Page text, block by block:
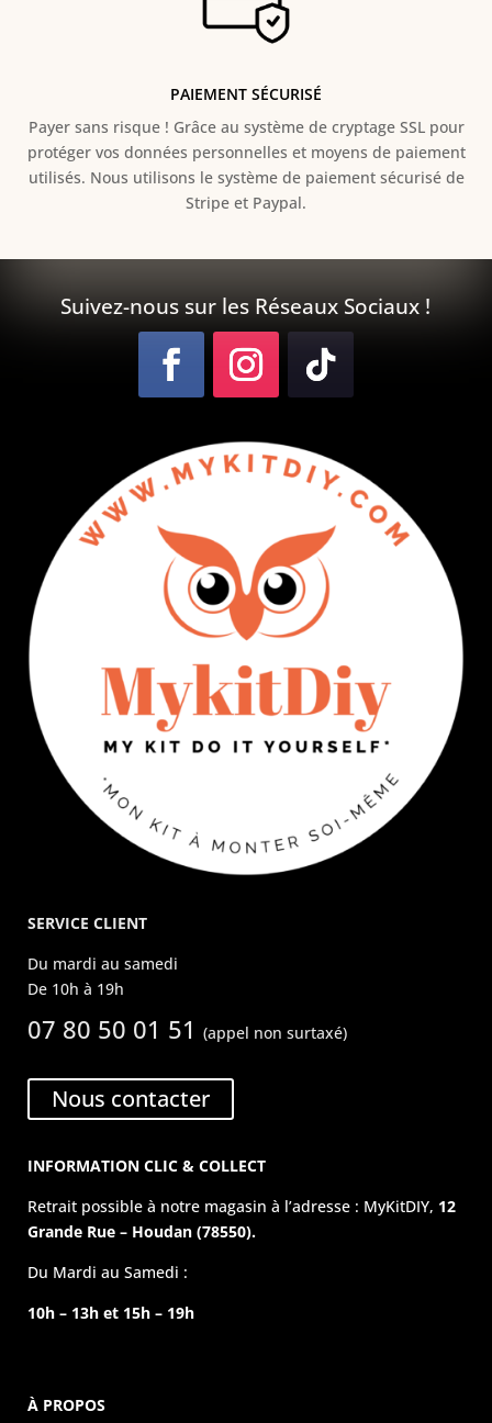
PAIEMENT SÉCURISÉ
Payer sans risque ! Grâce au système de cryptage SSL pour
protéger vos données personnelles et moyens de paiement
utilisés. Nous utilisons le système de paiement sécurisé de
Stripe et Paypal.
Suivez-nous sur les Réseaux Sociaux !
SERVICE CLIENT
Du mardi au samedi
De 10h à 19h
07 80 50 01 51(appel non surtaxé)
Nous contacter
INFORMATION CLIC & COLLECT
Retrait possible à notre magasin à l’adresse : MyKitDIY, 12
Grande Rue – Houdan (78550).
Du Mardi au Samedi :
10h – 13h et 15h – 19h
À PROPOS